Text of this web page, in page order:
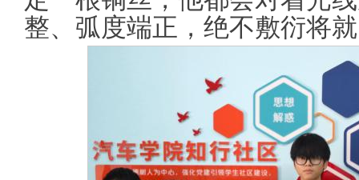
整、弧度端正，绝不敷衍将